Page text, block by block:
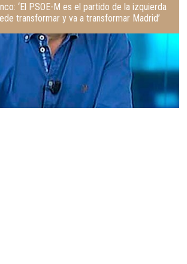
‘El PSOE-M es el partido de la izquierda
transformar y va a transformar Madrid’